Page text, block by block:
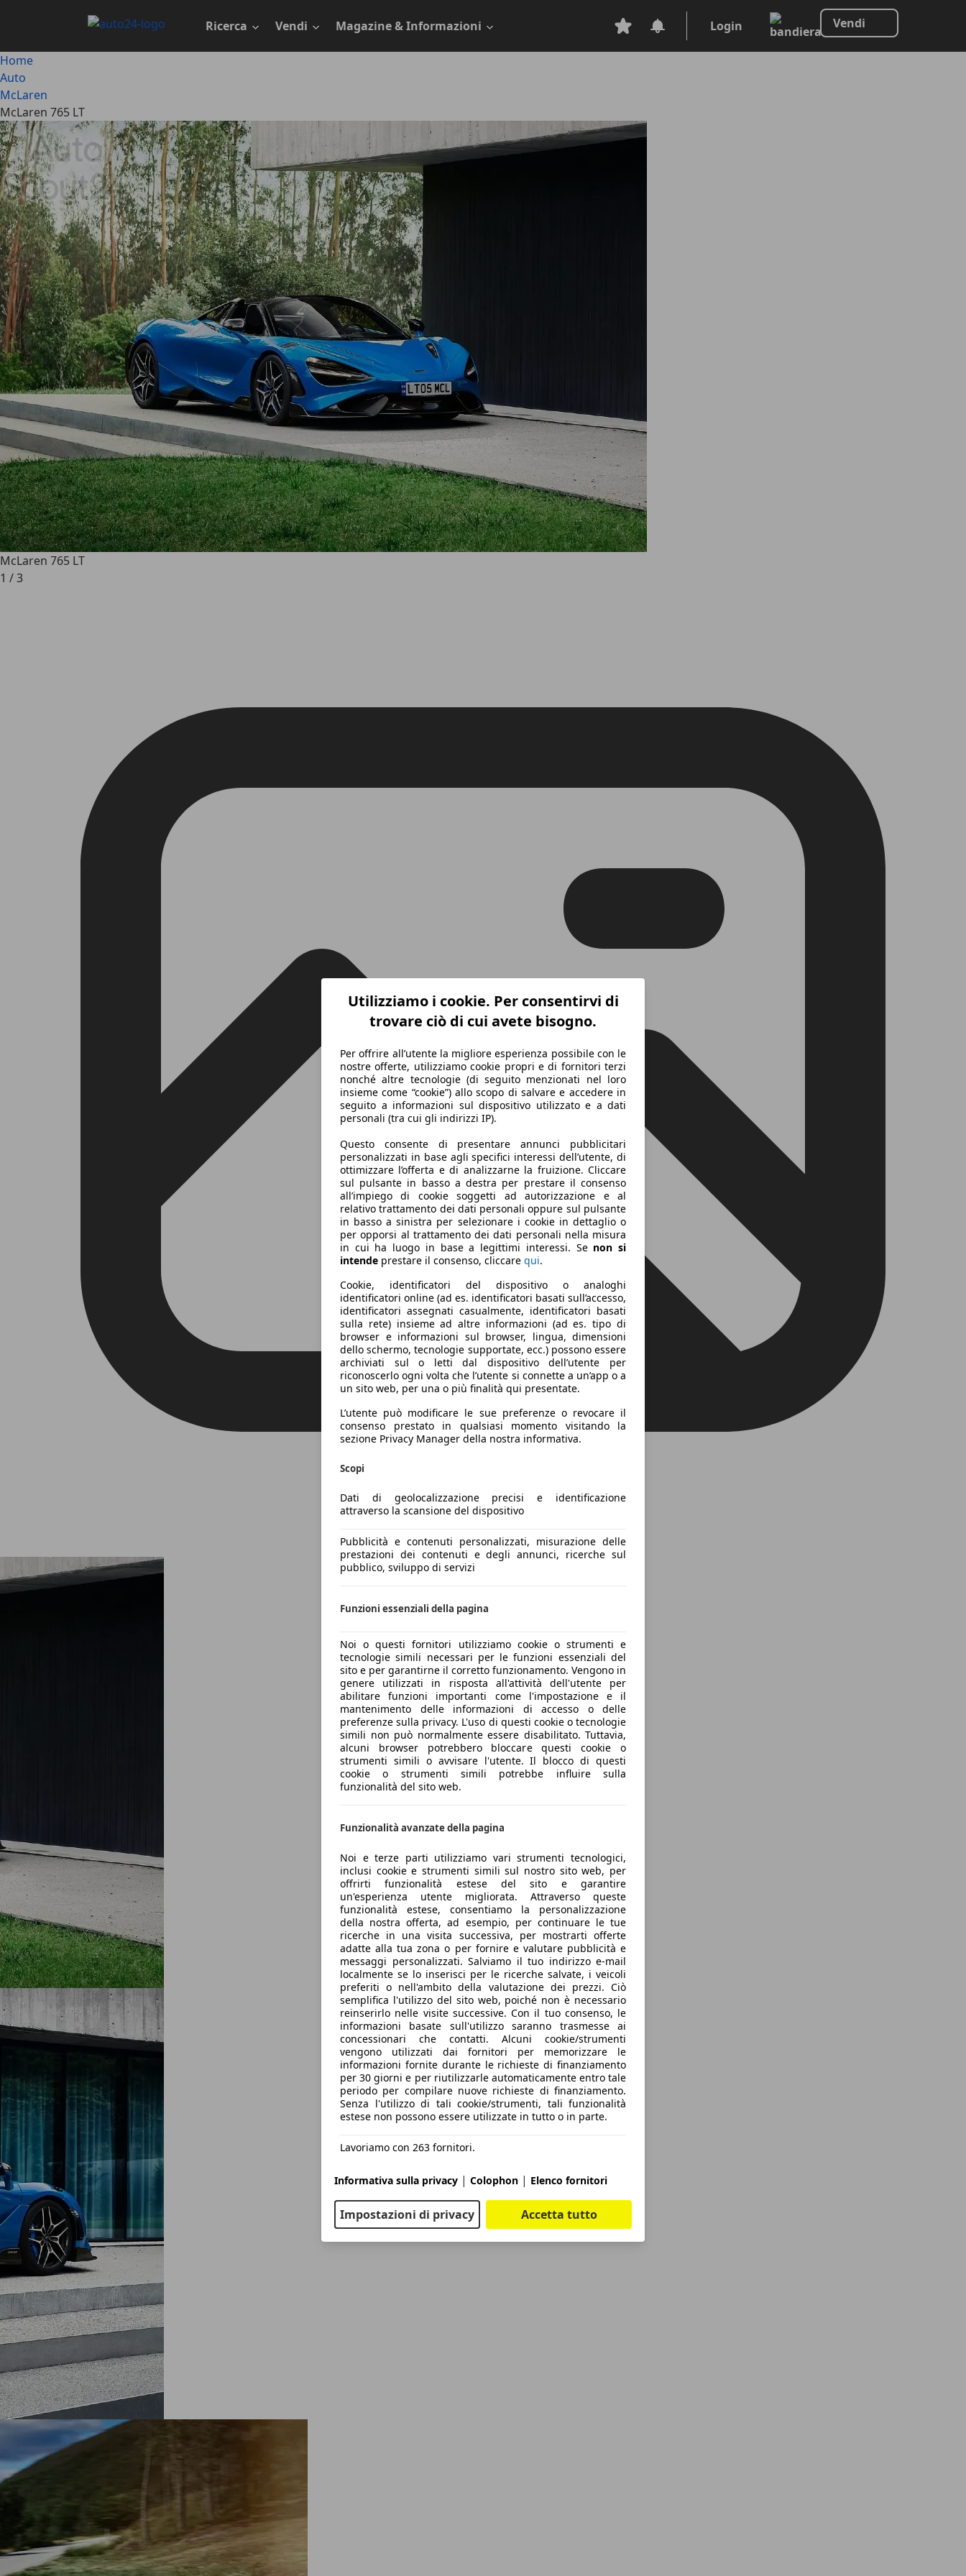
principale
Ricerca Vendi Magazine & Informazioni Login Vendi
Home
Auto
McLaren
McLaren 765 LT
McLaren 765 LT
1 /3
Utilizziamo i cookie. Per consentirvi di
trovare ciò di cui avete bisogno.
Per offrire all’utente la migliore esperienza possibile con le
nostre offerte, utilizziamo cookie propri e di fornitori terzi
nonché altre tecnologie (di seguito menzionati nel loro
insieme come “cookie”) allo scopo di salvare e accedere in
seguito a informazioni sul dispositivo utilizzato e a dati
personali (tra cui gli indirizzi IP).
Questo consente di presentare annunci pubblicitari
personalizzati in base agli specifici interessi dell’utente, di
ottimizzare l’offerta e di analizzarne la fruizione. Cliccare
sul pulsante in basso a destra per prestare il consenso
all’impiego di cookie soggetti ad autorizzazione e al
relativo trattamento dei dati personali oppure sul pulsante
in basso a sinistra per selezionare i cookie in dettaglio o
per opporsi al trattamento dei dati personali nella misura
in cui ha luogo in base a legittimi interessi. Se non si
intende prestare il consenso, cliccare qui.
Cookie, identificatori del dispositivo o analoghi
identificatori online (ad es. identificatori basati sull’accesso,
identificatori assegnati casualmente, identificatori basati
sulla rete) insieme ad altre informazioni (ad es. tipo di
browser e informazioni sul browser, lingua, dimensioni
dello schermo, tecnologie supportate, ecc.) possono essere
archiviati sul o letti dal dispositivo dell’utente per
riconoscerlo ogni volta che l’utente si connette a un’app o a
un sito web, per una o più finalità qui presentate.
L’utente può modificare le sue preferenze o revocare il
consenso prestato in qualsiasi momento visitando la
sezione Privacy Manager della nostra informativa.
Scopi
Dati di geolocalizzazione precisi e identificazione
attraverso la scansione del dispositivo
Pubblicità e contenuti personalizzati, misurazione delle
prestazioni dei contenuti e degli annunci, ricerche sul
pubblico, sviluppo di servizi
Funzioni essenziali della pagina
Noi o questi fornitori utilizziamo cookie o strumenti e
tecnologie simili necessari per le funzioni essenziali del
sito e per garantirne il corretto funzionamento. Vengono in
genere utilizzati in risposta all'attività dell'utente per
abilitare funzioni importanti come l'impostazione e il
mantenimento delle informazioni di accesso o delle
preferenze sulla privacy. L'uso di questi cookie o tecnologie
simili non può normalmente essere disabilitato. Tuttavia,
alcuni browser potrebbero bloccare questi cookie o
strumenti simili o avvisare l'utente. Il blocco di questi
cookie o strumenti simili potrebbe influire sulla
funzionalità del sito web.
Funzionalità avanzate della pagina
Noi e terze parti utilizziamo vari strumenti tecnologici,
inclusi cookie e strumenti simili sul nostro sito web, per
offrirti funzionalità estese del sito e garantire
un'esperienza utente migliorata. Attraverso queste
funzionalità estese, consentiamo la personalizzazione
della nostra offerta, ad esempio, per continuare le tue
ricerche in una visita successiva, per mostrarti offerte
adatte alla tua zona o per fornire e valutare pubblicità e
messaggi personalizzati. Salviamo il tuo indirizzo e-mail
localmente se lo inserisci per le ricerche salvate, i veicoli
preferiti o nell'ambito della valutazione dei prezzi. Ciò
semplifica l'utilizzo del sito web, poiché non è necessario
reinserirlo nelle visite successive. Con il tuo consenso, le
informazioni basate sull'utilizzo saranno trasmesse ai
concessionari che contatti. Alcuni cookie/strumenti
vengono utilizzati dai fornitori per memorizzare le
informazioni fornite durante le richieste di finanziamento
per 30 giorni e per riutilizzarle automaticamente entro tale
periodo per compilare nuove richieste di finanziamento.
Senza l'utilizzo di tali cookie/strumenti, tali funzionalità
estese non possono essere utilizzate in tutto o in parte.
Lavoriamo con 263 fornitori.
Informativa sulla privacy | Colophon | Elenco fornitori
Impostazioni di privacy Accetta tutto